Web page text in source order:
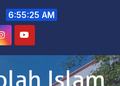
6:55:26 AM